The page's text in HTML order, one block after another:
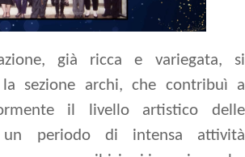
già ricca e variegata, si
la sezione archi, che contribuì a
il livello artistico delle
un periodo di intensa attività